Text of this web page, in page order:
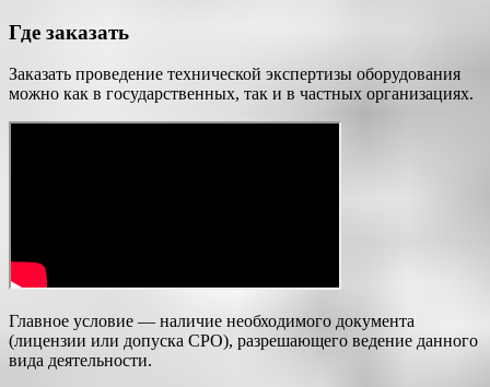
Где заказать
Заказать проведение технической экспертизы оборудования
можно как в государственных, так и в частных организациях.
Главное условие — наличие необходимого документа
(лицензии или допуска СРО), разрешающего ведение данного
вида деятельности.